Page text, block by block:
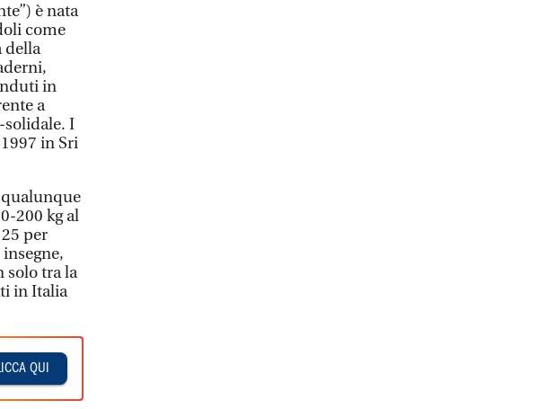
è nata
come
della
in
a
solidale. I
in Sri
200 kg al
per
solo tra la
in Italia
QUI